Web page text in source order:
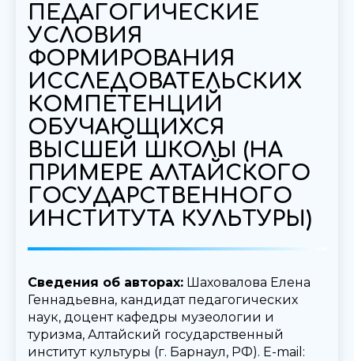
ПЕДАГОГИЧЕСКИЕ
УСЛОВИЯ
ФОРМИРОВАНИЯ
ИССЛЕДОВАТЕЛЬСКИХ
КОМПЕТЕНЦИЙ
ОБУЧАЮЩИХСЯ
ВЫСШЕЙ ШКОЛЫ (НА
ПРИМЕРЕ АЛТАЙСКОГО
ГОСУДАРСТВЕННОГО
ИНСТИТУТА КУЛЬТУРЫ)
Сведения об авторах: Шаховалова Елена
Геннадьевна, кандидат педагогических
наук, доцент кафедры музеологии и
туризма, Алтайский государственный
институт культуры (г. Барнаул, РФ). E-mail: